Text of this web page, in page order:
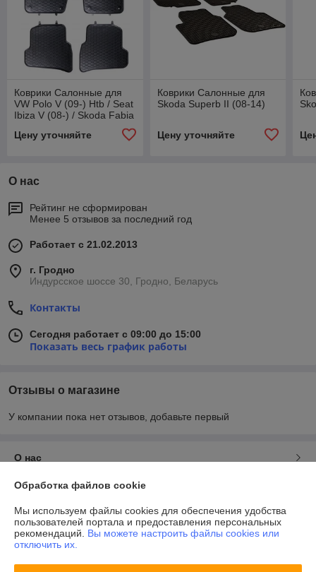
Коврики Салонные для
VW Polo V (09-) Htb / Seat
Ibiza V (08-) / Skoda Fabia
Цену уточняйте
Коврики Салонные для
Skoda Superb II (08-14)
Цену уточняйте
О нас
Рейтинг не сформирован
Менее 5 отзывов за последний год
Работает с 21.02.2013
г. Гродно
Индурсское шоссе 30, Гродно, Беларусь
Контакты
Сегодня работает с 09:00 до 15:00
Показать весь график работы
Отзывы о магазине
У компании пока нет отзывов, добавьте первый
О нас
Контакты
Доставка и оплата
Обработка файлов cookie
Мы используем файлы cookies для обеспечения удобства
пользователей портала и предоставления персональных
рекомендаций. Вы можете настроить файлы cookies или
отключить их.